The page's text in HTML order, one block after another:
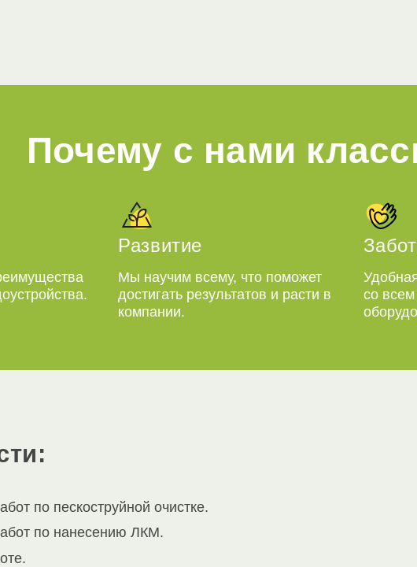
Почему с нами
Развитие
Мы научим всему, что поможет
достигать результатов и расти в
компании.
со
по пескоструйной очистке.
по нанесению ЛКМ.